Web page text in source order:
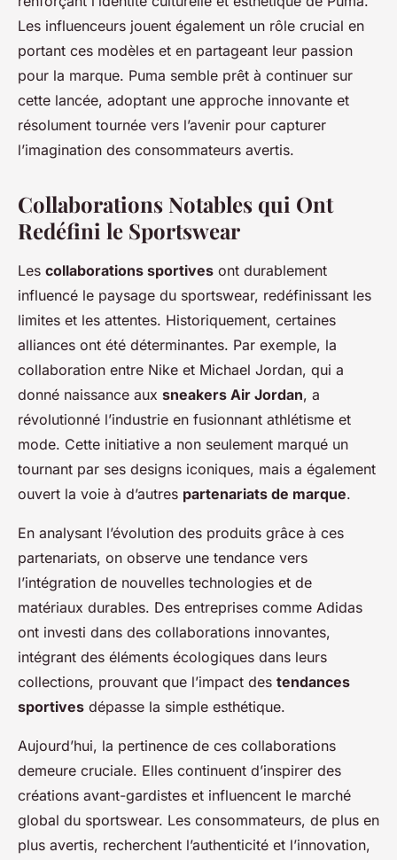
Les influenceurs jouent également un rôle crucial en
portant ces modèles et en partageant leur passion
pour la marque. Puma semble prêt à continuer sur
cette lancée, adoptant une approche innovante et
résolument tournée vers l’avenir pour capturer
l’imagination des consommateurs avertis.
Collaborations Notables qui Ont
Redéfini le Sportswear
Les collaborations sportives ont durablement
influencé le paysage du sportswear, redéfinissant les
limites et les attentes. Historiquement, certaines
alliances ont été déterminantes. Par exemple, la
collaboration entre Nike et Michael Jordan, qui a
donné naissance aux sneakers Air Jordan, a
révolutionné l’industrie en fusionnant athlétisme et
mode. Cette initiative a non seulement marqué un
tournant par ses designs iconiques, mais a également
ouvert la voie à d’autres partenariats de marque.
En analysant l’évolution des produits grâce à ces
partenariats, on observe une tendance vers
l’intégration de nouvelles technologies et de
matériaux durables. Des entreprises comme Adidas
ont investi dans des collaborations innovantes,
intégrant des éléments écologiques dans leurs
collections, prouvant que l’impact des tendances
sportives dépasse la simple esthétique.
Aujourd’hui, la pertinence de ces collaborations
demeure cruciale. Elles continuent d’inspirer des
créations avant-gardistes et influencent le marché
global du sportswear. Les consommateurs, de plus en
plus avertis, recherchent l’authenticité et l’innovation,